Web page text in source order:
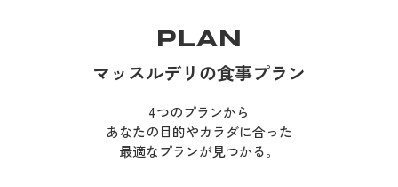
PLAN
マッスルデリの食事プラン
4つのプランから
あなたの目的やカラダに合った
最適なプランが見つかる。